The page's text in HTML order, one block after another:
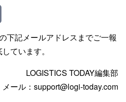
下記メールアドレスまでご一報
ています。
LOGISTICS TODAY編集部
メール：support@logi-today.com